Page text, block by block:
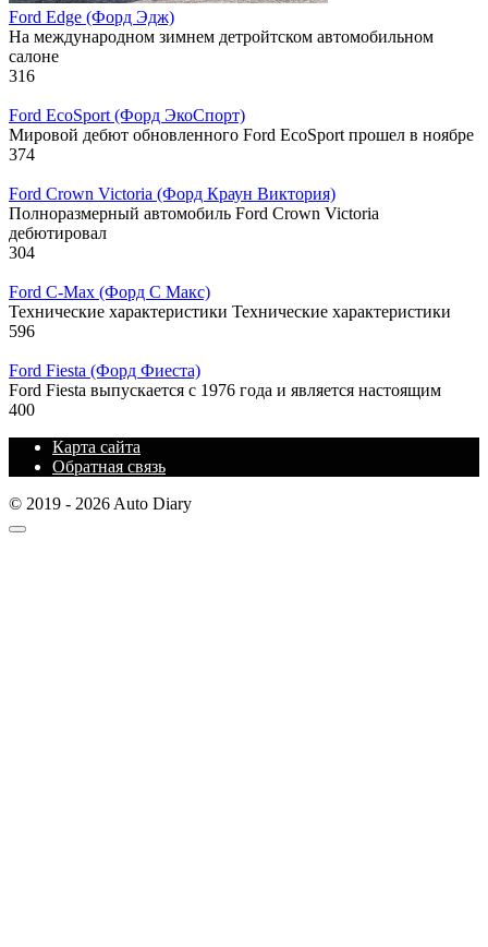
Ford Edge (Форд Эдж)
На международном зимнем детройтском автомобильном
салоне
316
Ford EcoSport (Форд ЭкоСпорт)
Мировой дебют обновленного Ford EcoSport прошел в ноябре
374
Ford Crown Victoria (Форд Краун Виктория)
Полноразмерный автомобиль Ford Crown Victoria
дебютировал
304
Ford C-Max (Форд С Макс)
Технические характеристики Технические характеристики
596
Ford Fiesta (Форд Фиеста)
Ford Fiesta выпускается с 1976 года и является настоящим
400
Карта сайта
Обратная связь
© 2019 - 2026 Auto Diary